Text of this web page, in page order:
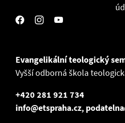
Evangelikální teologický
Vyšší odborná škola
+420 281 921 734
info@etspraha.cz,